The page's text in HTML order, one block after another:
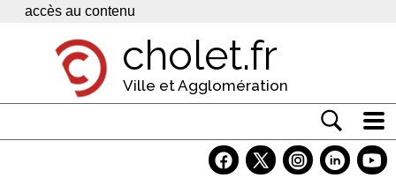
Panneau de gestion des cookies
accès au contenu
cholet.fr
Ville et Agglomération